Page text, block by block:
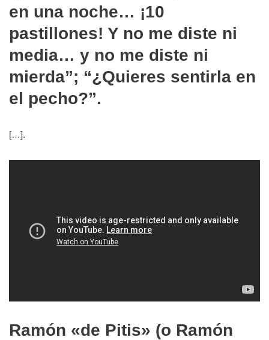
en una noche… ¡10
pastillones! Y no me diste ni
media… y no me diste ni
mierda”; “¿Quieres sentirla en
el pecho?”.
[…].
Ramón «de Pitis» (o Ramón